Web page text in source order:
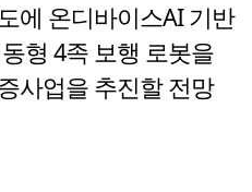
에 온디바이스AI 기반
형 4족 보행 로봇을
사업을 추진할 전망